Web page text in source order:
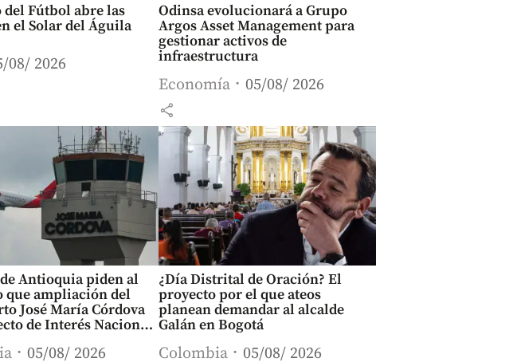
del Fútbol abre las
el Solar del Águila
08/ 2026
Odinsa evolucionará a Grupo
Argos Asset Management para
gestionar activos de
infraestructura
Economía 05/08/ 2026
share
Antioquia piden al
que ampliación del
José María Córdova
de Interés Nacional
05/08/ 2026
¿Día Distrital de Oración? El
proyecto por el que ateos
planean demandar al alcalde
Galán en Bogotá
Colombia 05/08/ 2026